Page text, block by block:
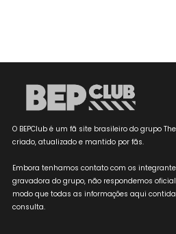
O BEPClub é um fã site brasileiro do grupo
criado, atualizado e mantido por fãs.
Embora tenhamos contato com os
gravadora do grupo, não respondemos
modo que todas as informações aqui
consulta.